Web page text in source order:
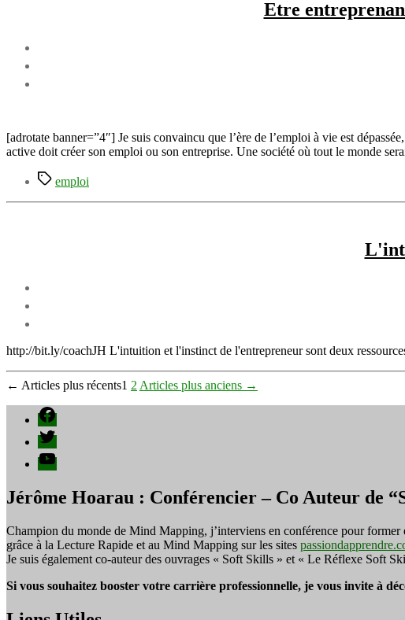
Etre
[adrotate banner=”4″] Je suis convaincu que l’ère de l’emploi à vie est
active doit créer son emploi ou son entreprise. Une société où tout le monde
Étiquettes
emploi
http://bit.ly/coachJH L'intuition et l'instinct de l'entrepreneur sont deux
Pagination
des
publications
← Articles plus récents1 2 Articles plus anciens →
Facebook
Twitter
YouTube
Jérôme Hoarau : Conférencier – Co Auteur de
Champion du monde de Mind Mapping, j’interviens en conférence pour former
grâce à la Lecture Rapide et au Mind Mapping sur les sites
Je suis également co-auteur des ouvrages « Soft Skills » et « Le Réflexe Soft
Si vous souhaitez booster votre carrière professionnelle, je vous invite à